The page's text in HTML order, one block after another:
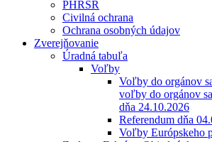
PHRSR
Civilná ochrana
Ochrana osobných údajov
Zverejňovanie
Úradná tabuľa
Voľby
Voľby do orgánov
voľby do orgánov
dňa 24.10.2026
Referendum dňa
Voľby Európskeho